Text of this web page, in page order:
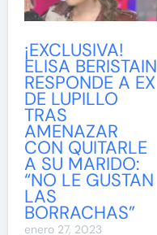
¡EXCLUSIVA!
ELISA BERISTAIN
RESPONDE A EX
DE LUPILLO
TRAS
AMENAZAR
CON QUITARLE
A SU MARIDO:
“NO LE GUSTAN
LAS
BORRACHAS”
enero 27, 2023